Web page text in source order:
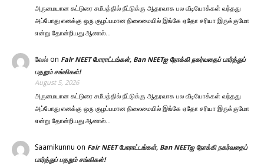
அருமையான கட்டுரை சமீபத்தில் நீட்டுக்கு ஆதரவாக பல வீடியோக்கள் வந்தது
அப்போது எனக்கு ஒரு குழப்பமான நிலைமையில் இங்கே ஏதோ சரியா இருக்குமோ
என்று தோன்றியது ஆனால்…
வேல் on Fair NEET போராட்டங்கள், Ban NEETஐ நோக்கி நகர்வதைப் பார்த்துப்
பதறும் சங்கிகள்!
August 5, 2026
அருமையான கட்டுரை சமீபத்தில் நீட்டுக்கு ஆதரவாக பல வீடியோக்கள் வந்தது
அப்போது எனக்கு ஒரு குழப்பமான நிலைமையில் இங்கே ஏதோ சரியா இருக்குமோ
என்று தோன்றியது ஆனால்…
Saamikunnu on Fair NEET போராட்டங்கள், Ban NEETஐ நோக்கி நகர்வதைப்
பார்த்துப் பதறும் சங்கிகள்!